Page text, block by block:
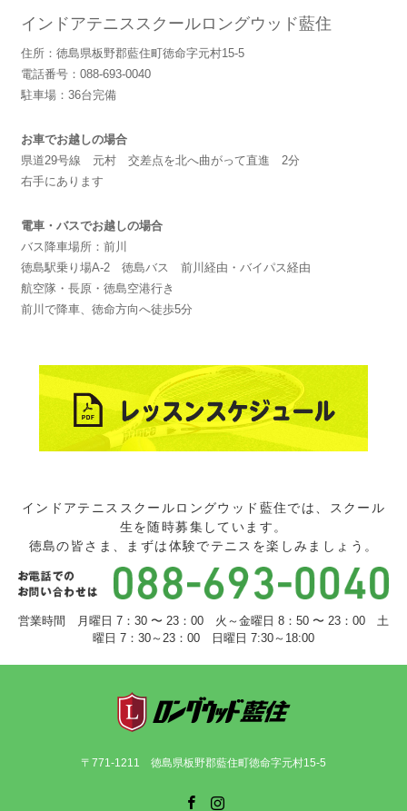
インドアテニススクールロングウッド藍住
住所：徳島県板野郡藍住町徳命字元村15-5
電話番号：088-693-0040
駐車場：36台完備
お車でお越しの場合
県道29号線 元村 交差点を北へ曲がって直進 2分
右手にあります
電車・バスでお越しの場合
バス降車場所：前川
徳島駅乗り場A-2 徳島バス 前川経由・バイパス経由
航空隊・長原・徳島空港行き
前川で降車、徳命方向へ徒歩5分
インドアテニススクールロングウッド藍住では、スクール
生を随時募集しています。
徳島の皆さま、まずは体験でテニスを楽しみましょう。
営業時間 月曜日 7：30 〜 23：00 火～金曜日 8：50 〜 23：00 土
曜日 7：30～23：00 日曜日 7:30～18:00
〒771-1211 徳島県板野郡藍住町徳命字元村15-5